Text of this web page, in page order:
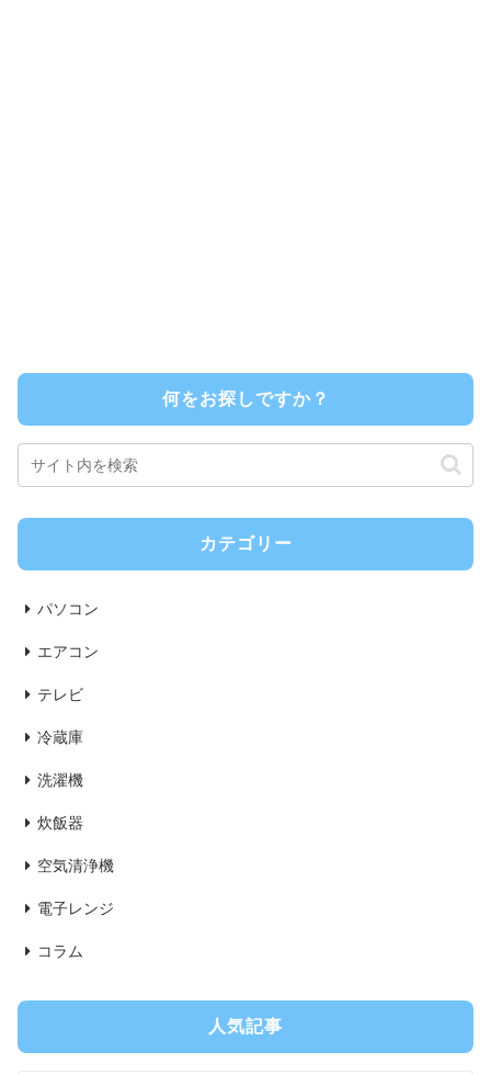
何をお探しですか？
カテゴリー
パソコン
エアコン
テレビ
冷蔵庫
洗濯機
炊飯器
空気清浄機
電子レンジ
コラム
人気記事